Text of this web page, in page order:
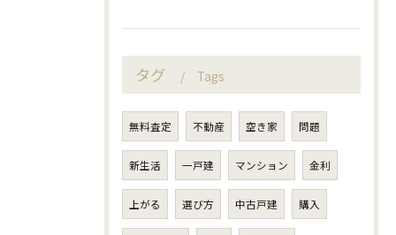
タグ Tags
無料査定 不動産 空き家 問題
新生活 一戸建 マンション 金利
上がる 選び方 中古戸建 購入